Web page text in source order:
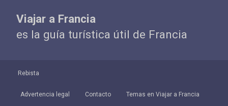
Viajar a Francia
es la guía turística útil de Francia
Rebista
Advertencia legal Contacto Temas en Viajar a Francia